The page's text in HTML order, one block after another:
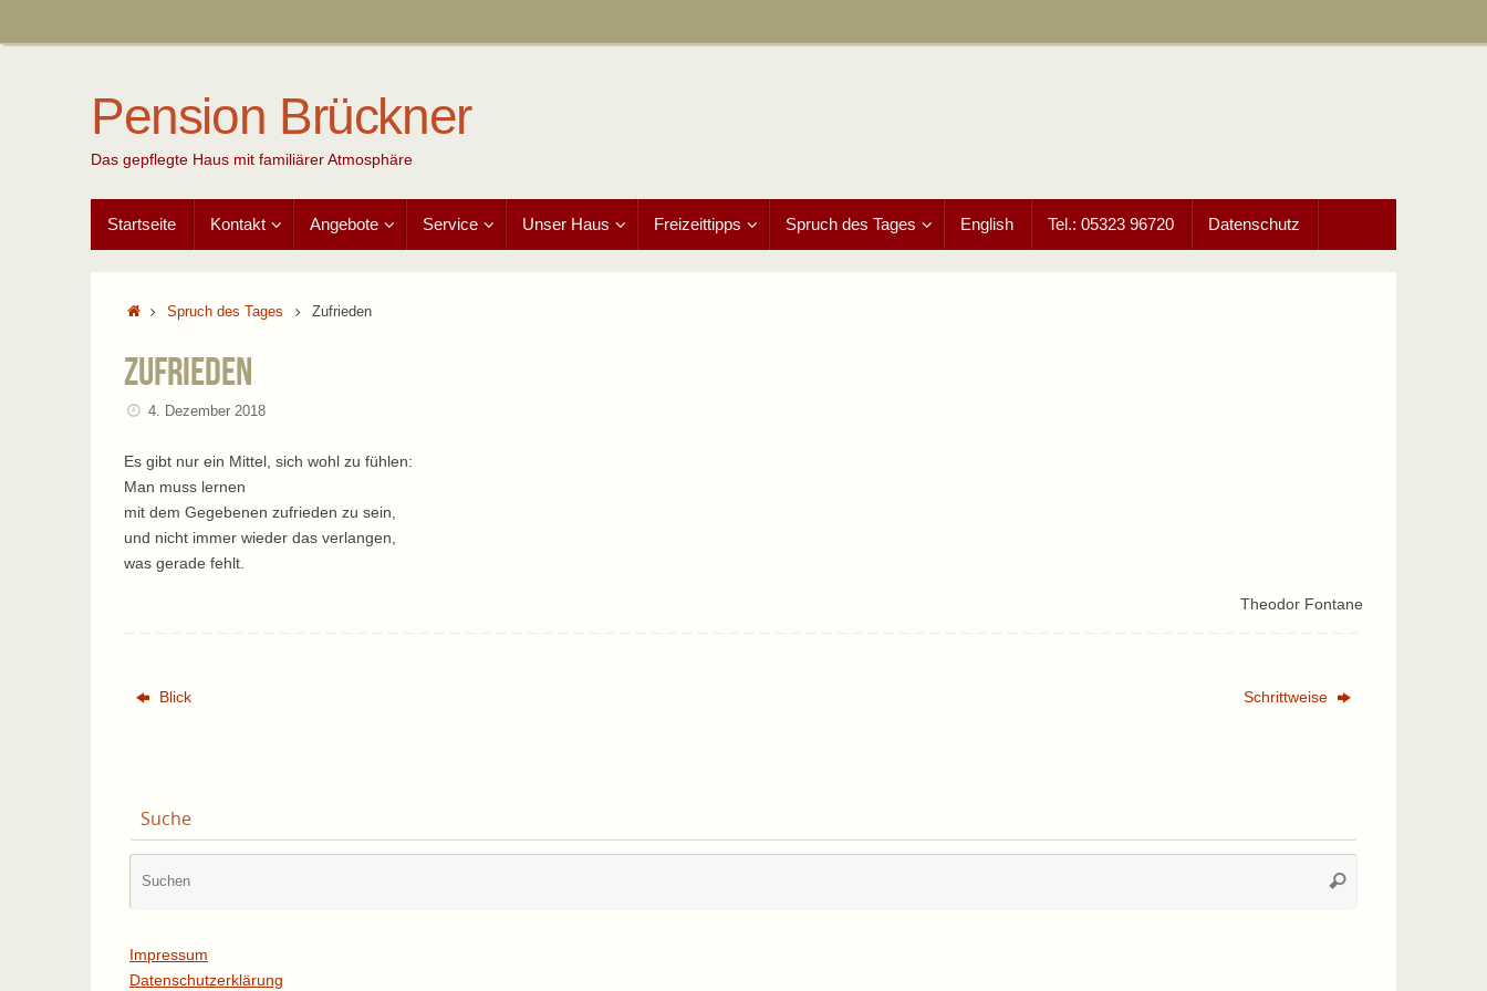
Pension Brückner
Das gepflegte Haus mit familiärer Atmosphäre
Inhalt
springen
Startseite Kontakt Angebote Service Unser Haus Freizeittipps Spruch des Tages English Tel.: 05323 96720 Datenschutz
StartSpruch des Tages Zufrieden
Zufrieden
4. Dezember 2018
Es gibt nur ein Mittel, sich wohl zu fühlen:
Man muss lernen
mit dem Gegebenen zufrieden zu sein,
und nicht immer wieder das verlangen,
was gerade fehlt.
Theodor Fontane
Blick Schrittweise
Suche
Suchen
Impressum
Datenschutzerklärung